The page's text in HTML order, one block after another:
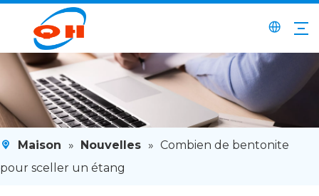
Maison » Nouvelles » Combien de bentonite
pour sceller un étang